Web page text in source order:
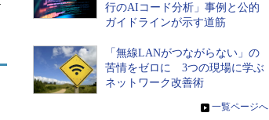
行のAIコード分析」事例と公的
ガイドラインが示す道筋
「無線LANがつながらない」の
苦情をゼロに 3つの現場に学ぶ
ネットワーク改善術
» 一覧ページへ